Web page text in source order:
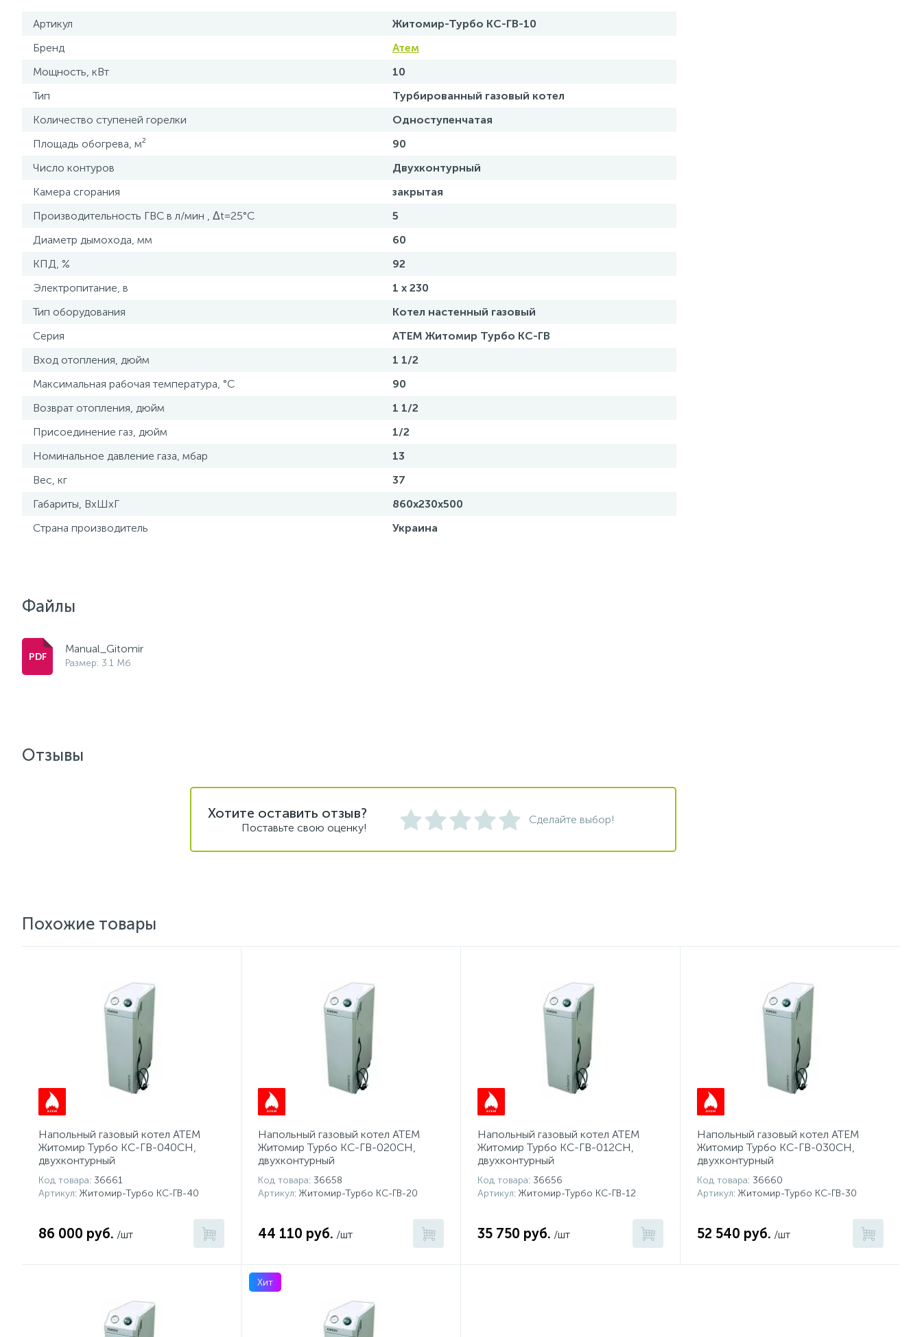
Артикул
Житомир-Турбо КС-ГВ-10
Бренд
Атем
Мощность, кВт
10
Тип
Турбированный газовый котел
Количество ступеней горелки
Одноступенчатая
Площадь обогрева, м²
90
Число контуров
Двухконтурный
Камера сгорания
закрытая
Производительность ГВС в л/мин , Δt=25°C
5
Диаметр дымохода, мм
60
КПД, %
92
Электропитание, в
1 x 230
Тип оборудования
Котел настенный газовый
Серия
АТЕМ Житомир Турбо КС-ГВ
Вход отопления, дюйм
1 1/2
Максимальная рабочая температура, °С
90
Возврат отопления, дюйм
1 1/2
Присоединение газ, дюйм
1/2
Номинальное давление газа, мбар
13
Вес, кг
37
Габариты, ВхШхГ
860х230х500
Страна производитель
Украина
Файлы
Manual_Gitomir
Размер: 3.1 Мб
Отзывы
Хотите оставить отзыв?
Поставьте свою оценку!
Сделайте выбор!
Похожие товары
Напольный газовый котел АТЕМ
Житомир Турбо КС-ГВ-040СН,
двухконтурный
Код товара: 36661
Артикул: Житомир-Турбо КС-ГВ-40
86 000 руб. /шт
Напольный газовый котел АТЕМ
Житомир Турбо КС-ГВ-020СН,
двухконтурный
Код товара: 36658
Артикул: Житомир-Турбо КС-ГВ-20
44 110 руб. /шт
Напольный газовый котел АТЕМ
Житомир Турбо КС-ГВ-012СН,
двухконтурный
Код товара: 36656
Артикул: Житомир-Турбо КС-ГВ-12
35 750 руб. /шт
Напольный газовый котел АТЕМ
Житомир Турбо КС-ГВ-030СН,
двухконтурный
Код товара: 36660
Артикул: Житомир-Турбо КС-ГВ-30
52 540 руб. /шт
Хит